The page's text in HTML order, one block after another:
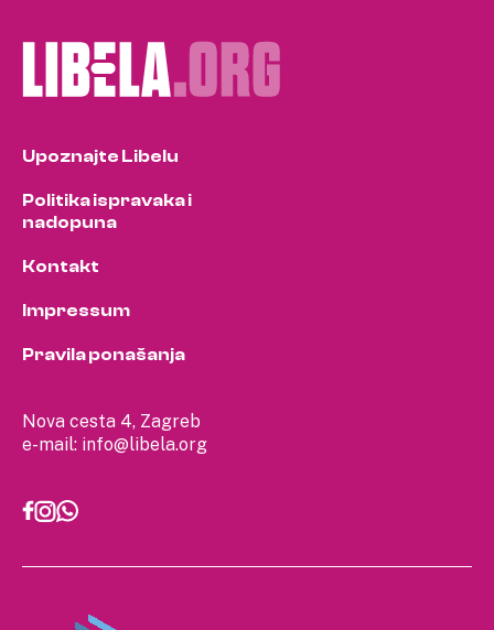
Nova cesta 4, Zagreb
e-mail: info@libela.org
Upoznajte Libelu
Politika ispravaka i
nadopuna
Kontakt
Impressum
Pravila ponašanja